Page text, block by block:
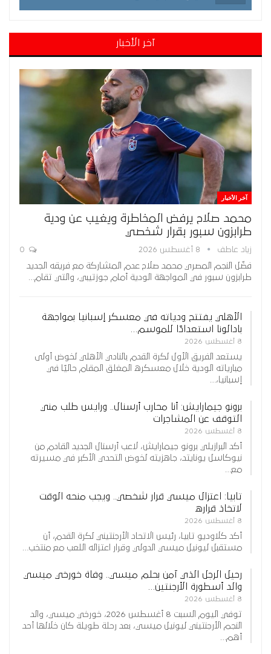
آخر الأخبار
آخر الأخبار
محمد صلاح يرفض المخاطرة ويغيب عن ودية
طرابزون سبور بقرار شخصي
زياد عاطف 8 أغسطس 2026
فضّل النجم المصري محمد صلاح عدم المشاركة مع فريقه الجديد
طرابزون سبور في المواجهة الودية أمام جوزتيبي، والتي تقام…
الأهلي يفتتح ودياته في معسكر إسبانيا بمواجهة
بادالونا استعدادًا للموسم…
8 أغسطس 2026
يستعد الفريق الأول لكرة القدم بالنادي الأهلي لخوض أولى
مبارياته الودية خلال معسكره المغلق المقام حاليًا في
إسبانيا،…
برونو جيمارايش: أنا محارب أرسنال.. ورايس طلب مني
التوقف عن المشاجرات
8 أغسطس 2026
أكد البرازيلي برونو جيمارايش، لاعب أرسنال الجديد القادم من
نيوكاسل يونايتد، جاهزيته لخوض التحدي الأكبر في مسيرته
مع…
تابيا: اعتزال ميسي قرار شخصي.. ويجب منحه الوقت
لاتخاذ قراره
8 أغسطس 2026
أكد كلاوديو تابيا، رئيس الاتحاد الأرجنتيني لكرة القدم، أن
مستقبل ليونيل ميسي الدولي وقرار اعتزاله اللعب مع منتخب…
رحيل الرجل الذي آمن بحلم ميسي.. وفاة خورخي ميسي
والد أسطورة الأرجنتين…
8 أغسطس 2026
توفي اليوم السبت 8 أغسطس 2026، خورخي ميسي، والد
النجم الأرجنتيني ليونيل ميسي، بعد رحلة طويلة كان خلالها أحد
أهم…